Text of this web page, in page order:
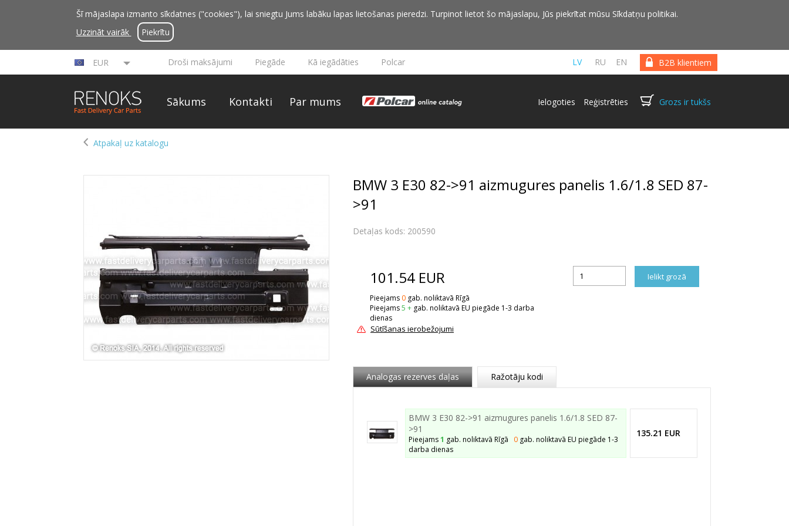
Šī mājaslapa izmanto sīkdatnes ("cookies"), lai sniegtu Jums labāku lapas lietošanas pieredzi. Turpinot lietot šo mājaslapu, Jūs piekrītat mūsu Sīkdatņu politikai.
Uzzināt vairāk
Piekrītu
EUR B2B klientiem
LV RU EN
Droši maksājumi Piegāde Kā iegādāties Polcar
Sākums Kontakti Par mums Ielogoties Reģistrēties Grozs ir tukšs
Atpakaļ uz katalogu
BMW 3 E30 82->91 aizmugures panelis 1.6/1.8 SED 87-
>91
Detaļas kods: 200590
101.54 EUR
Pieejams 0 gab. noliktavā Rīgā
Pieejams5 + gab. noliktavā EU piegāde 1-3 darba
dienas
Sūtīšanas ierobežojumi
Analogas rezerves daļas Ražotāju kodi
BMW 3 E30 82->91 aizmugures panelis 1.6/1.8 SED 87-
>91
Pieejams1 gab. noliktavā Rīgā 0 gab. noliktavā EU piegāde 1-3
darba dienas
135.21 EUR